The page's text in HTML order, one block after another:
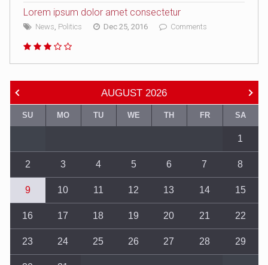
Lorem ipsum dolor amet consectetur
News Politics Dec 25, 2016 Comments
AUGUST 2026
SU MO TU WE TH FR SA
1
2 3 4 5 6 7 8
9 10 11 12 13 14 15
16 17 18 19 20 21 22
23 24 25 26 27 28 29